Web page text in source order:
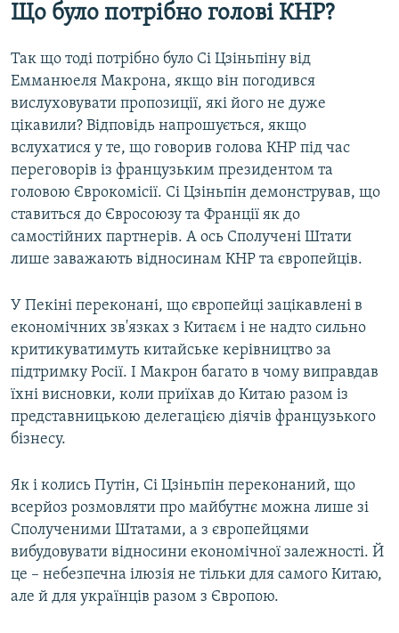
Що було потрібно голові КНР?
Так що тоді потрібно було Сі Цзіньпіну від
Емманюеля Макрона, якщо він погодився
вислуховувати пропозиції, які його не дуже
цікавили? Відповідь напрошується, якщо
вслухатися у те, що говорив голова КНР під час
переговорів із французьким президентом та
головою Єврокомісії. Сі Цзіньпін демонстрував, що
ставиться до Євросоюзу та Франції як до
самостійних партнерів. А ось Сполучені Штати
лише заважають відносинам КНР та європейців.
У Пекіні переконані, що європейці зацікавлені в
економічних зв'язках з Китаєм і не надто сильно
критикуватимуть китайське керівництво за
підтримку Росії. І Макрон багато в чому виправдав
їхні висновки, коли приїхав до Китаю разом із
представницькою делегацією діячів французького
бізнесу.
Як і колись Путін, Сі Цзіньпін переконаний, що
всерйоз розмовляти про майбутнє можна лише зі
Сполученими Штатами, а з європейцями
вибудовувати відносини економічної залежності. Й
це – небезпечна ілюзія не тільки для самого Китаю,
але й для українців разом з Європою.